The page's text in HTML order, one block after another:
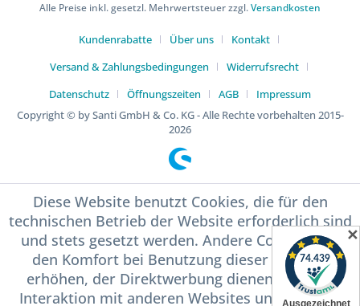
Alle Preise inkl. gesetzl. Mehrwertsteuer zzgl.Versandkosten
Kundenrabatte Über uns
Kontakt
Versand & Zahlungsbedingungen
Widerrufsrecht
Datenschutz
Öffnungszeiten AGB
Impressum
Copyright © by Santi GmbH & Co. KG - Alle Rechte vorbehalten 2015-
2026
Diese Website benutzt Cookies, die für den
technischen Betrieb der Website erforderlich sind
und stets gesetzt werden. Andere Cookies, die
den Komfort bei Benutzung dieser Website
erhöhen, der Direktwerbung dienen oder die
Interaktion mit anderen Websites und sozialen
✕